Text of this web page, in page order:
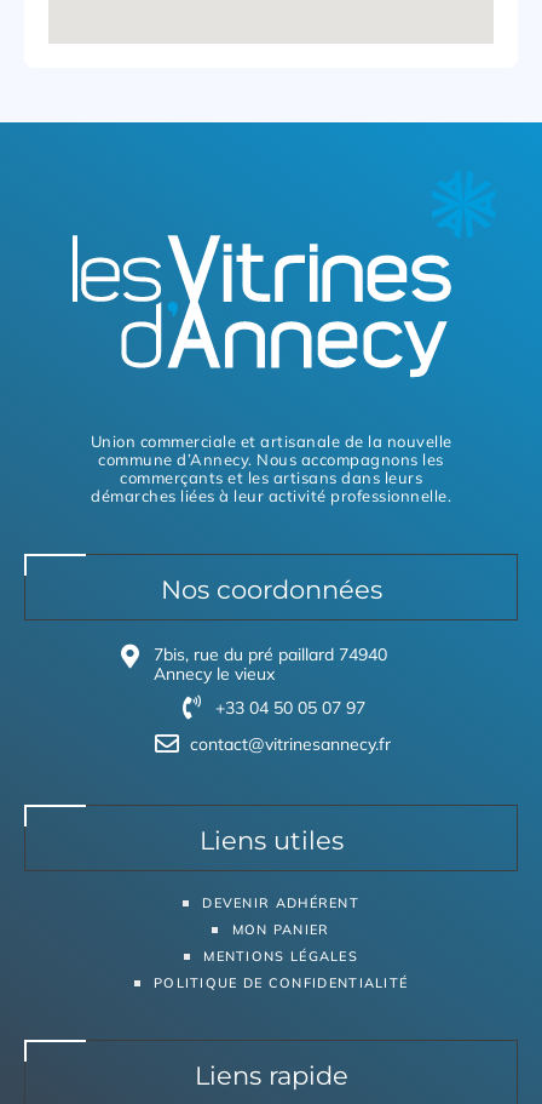
Union commerciale et artisanale de la nouvelle
commune d’Annecy. Nous accompagnons les
commerçants et les artisans dans leurs
démarches liées à leur activité professionnelle.
Nos coordonnées
7bis, rue du pré paillard 74940
Annecy le vieux
+33 04 50 05 07 97
contact@vitrinesannecy.fr
Liens utiles
DEVENIR ADHÉRENT
MON PANIER
MENTIONS LÉGALES
POLITIQUE DE CONFIDENTIALITÉ
Liens rapide